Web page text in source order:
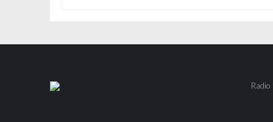
Radio